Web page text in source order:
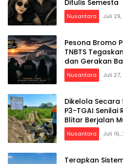
Ditulis Semesta
Nusantara Juli
Pesona Bromo
TNBTS
dan Gerakan
Nusantara Juli
Dikelola Secara
P3-TGAI Senilai
Blitar Berjalan
Nusantara Juli
Terapkan